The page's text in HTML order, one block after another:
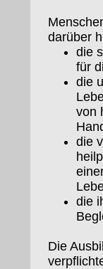
darüber
die
für
die
von
die
die
Die